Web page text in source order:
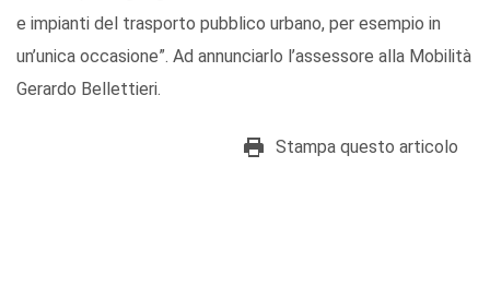
e impianti del trasporto pubblico urbano, per esempio in
un’unica occasione”. Ad annunciarlo l’assessore alla Mobilità
Gerardo Bellettieri.
Stampa questo articolo